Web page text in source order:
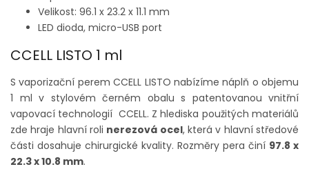
Velikost: 96.1 x 23.2 x 11.1 mm
LED dioda, micro-USB port
CCELL LISTO 1 ml
S vaporizační perem CCELL LISTO nabízíme náplň o objemu
1 ml v stylovém černém obalu s patentovanou vnitřní
vapovací technologií CCELL. Z hlediska použitých materiálů
zde hraje hlavní roli nerezová ocel, která v hlavní středové
části dosahuje chirurgické kvality. Rozměry pera činí 97.8 x
22.3 x 10.8 mm.